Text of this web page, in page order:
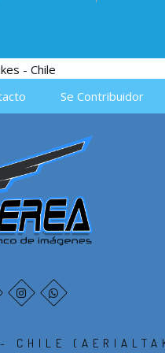
Se Contribuidor
CHILE